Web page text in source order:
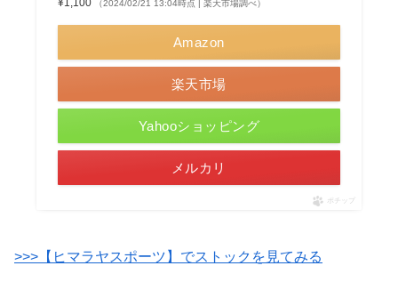
（2024/02/21 13:04時点 | 楽天市場調べ）
Amazon
楽天市場
Yahooショッピング
メルカリ
ポチップ
>>>【ヒマラヤスポーツ】でストックを見てみる